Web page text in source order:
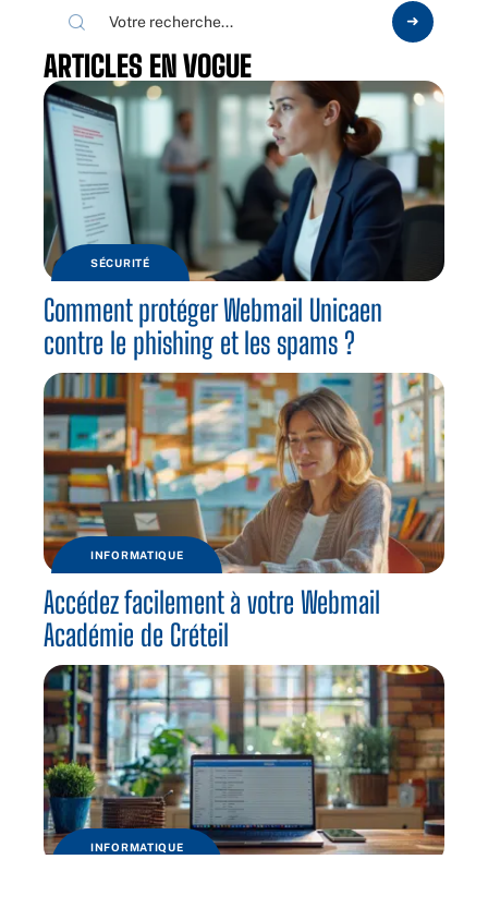
ARTICLES EN VOGUE
SÉCURITÉ
Comment protéger Webmail Unicaen
contre le phishing et les spams ?
INFORMATIQUE
Accédez facilement à votre Webmail
Académie de Créteil
INFORMATIQUE